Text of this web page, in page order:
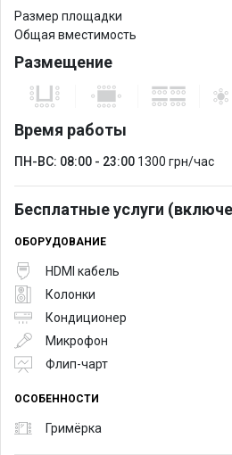
Размер площадки
Общая вместимость
Размещение
Время работы
ПН-ВС: 08:00 - 23:00 1300 грн/час
Бесплатные услуги
ОБОРУДОВАНИЕ
HDMI кабель
Колонки
Кондиционер
Микрофон
Флип-чарт
ОСОБЕННОСТИ
Гримёрка